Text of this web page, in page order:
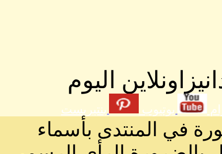
اليوم
يوتيوب بنتيريست
في المنتدى بأسماء